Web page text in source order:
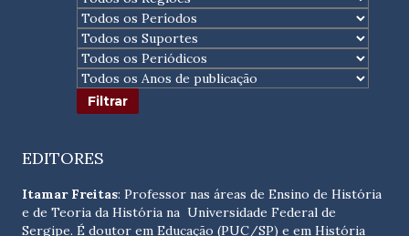
EDITORES
Itamar Freitas: Professor nas áreas de Ensino de História
e de Teoria da História na Universidade Federal de
Sergipe. É doutor em Educação (PUC/SP) e em História